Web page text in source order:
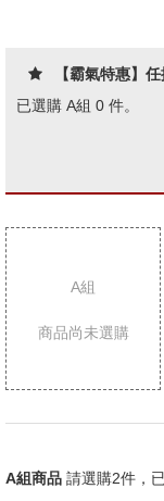
【霸氣特惠】
已選購 A組 0 件。
A組
商品尚未選購
A組商品 請選購2件，